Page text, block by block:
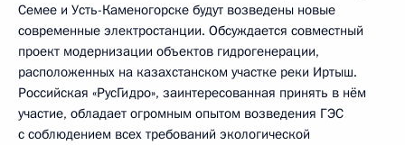
Семее и Усть-Каменогорске будут возведены новые
современные электростанции. Обсуждается совместный
проект модернизации объектов гидрогенерации,
расположенных на казахстанском участке реки Иртыш.
Российская «РусГидро», заинтересованная принять в нём
участие, обладает огромным опытом возведения ГЭС
с соблюдением всех требований экологической